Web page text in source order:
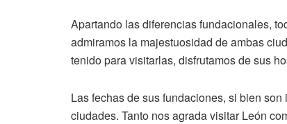
Apartando las diferencias fundacionales,
admiramos la majestuosidad de ambas
tenido para visitarlas, disfrutamos de sus
Las fechas de sus fundaciones, si bien
ciudades. Tanto nos agrada visitar León